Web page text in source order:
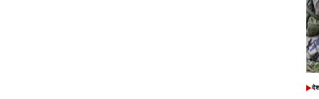
देश